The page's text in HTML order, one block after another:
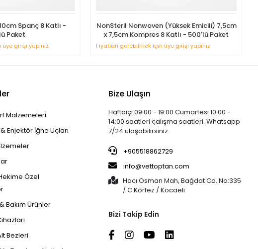
Spanç 8 Katlı -
Paket
girişi yapınız
NonSteril Nonwoven (Yüksek Emicili) 7,5cm
x 7,5cm Kompres 8 Katlı - 500'lü Paket
Fiyatları görebilmek için üye girişi yapınız
Malzemeleri
Enjektör İğne Uçları
Özel
Bakım Ürünler
Bezleri
Bize Ulaşın
Haftaiçi 09:00 - 19:00 Cumartesi 10:00 -
14:00 saatleri çalışma saatleri. Whatsapp
7/24 ulaşabilirsiniz.
+905518862729
info@vettoptan.com
Hacı Osman Mah, Bağdat Cd. No:335
/ C Körfez / Kocaeli
Bizi Takip Edin